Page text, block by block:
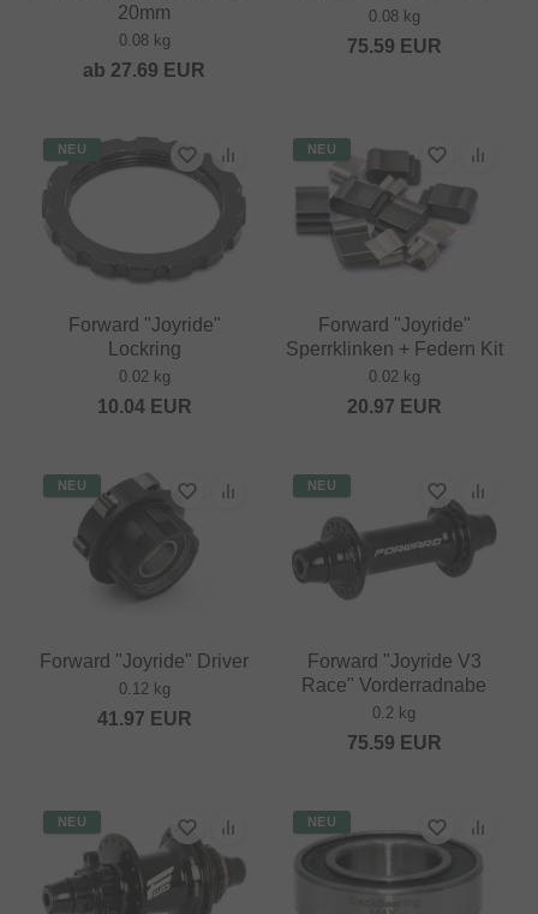
20mm
0.08 kg
ab 27.69 EUR
0.08 kg
75.59 EUR
NEU
Forward "Joyride"
Lockring
0.02 kg
10.04EUR
NEU
Forward "Joyride"
Sperrklinken + Federn Kit
0.02 kg
20.97 EUR
NEU
Forward "Joyride" Driver
0.12 kg
41.97 EUR
NEU
Forward "Joyride V3
Race" Vorderradnabe
0.2 kg
75.59 EUR
NEU NEU